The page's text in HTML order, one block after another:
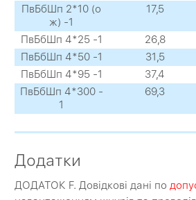
ПвБбШп 2*10 (о
ж) -1
17,5
ПвБбШп 4*25 -1 26,8
ПвБбШп 4*50 -1
31,5
ПвБбШп 4*95 -1
37,4
ПвБбШп 4*300 -
1
69,3
Додатки
ДОДАТОК F. Довідкові дані по